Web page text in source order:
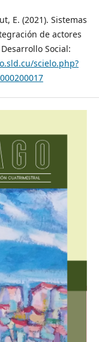
E. (2021). Sistemas
de actores
Social:
scielo.php?